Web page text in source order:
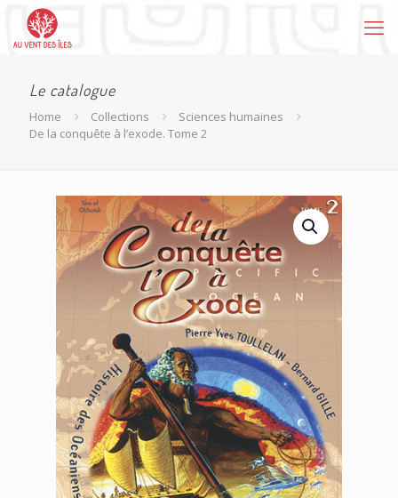
Le catalogue
Home Collections
Sciences humaines
De la conquête à l’exode. Tome 2